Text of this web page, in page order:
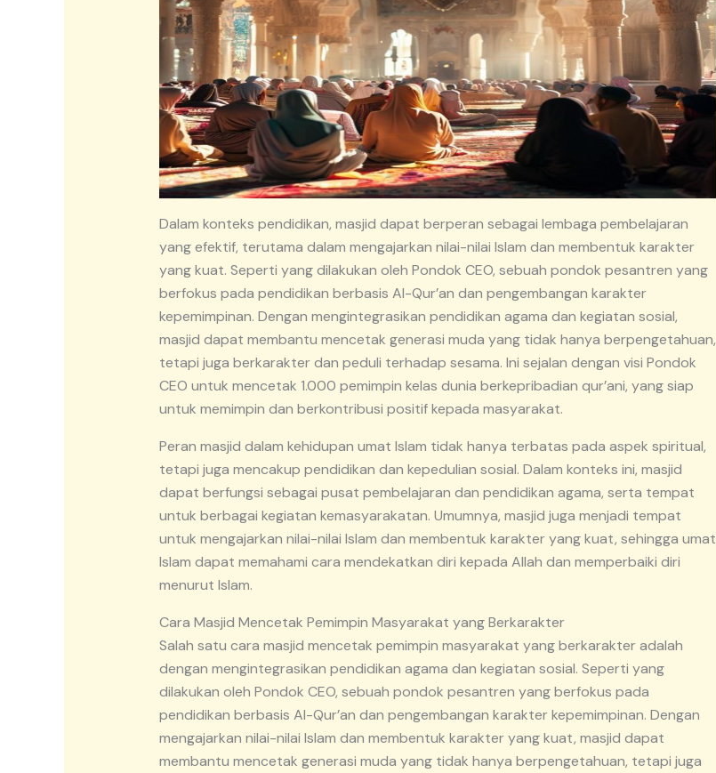
Dalam konteks pendidikan, masjid dapat berperan sebagai lembaga pembelajaran
yang efektif, terutama dalam mengajarkan nilai-nilai Islam dan membentuk karakter
yang kuat. Seperti yang dilakukan oleh Pondok CEO, sebuah pondok pesantren yang
berfokus pada pendidikan berbasis Al-Qur’an dan pengembangan karakter
kepemimpinan. Dengan mengintegrasikan pendidikan agama dan kegiatan sosial,
masjid dapat membantu mencetak generasi muda yang tidak hanya berpengetahuan,
tetapi juga berkarakter dan peduli terhadap sesama. Ini sejalan dengan visi Pondok
CEO untuk mencetak 1.000 pemimpin kelas dunia berkepribadian qur’ani, yang siap
untuk memimpin dan berkontribusi positif kepada masyarakat.
Peran masjid dalam kehidupan umat Islam tidak hanya terbatas pada aspek spiritual,
tetapi juga mencakup pendidikan dan kepedulian sosial. Dalam konteks ini, masjid
dapat berfungsi sebagai pusat pembelajaran dan pendidikan agama, serta tempat
untuk berbagai kegiatan kemasyarakatan. Umumnya, masjid juga menjadi tempat
untuk mengajarkan nilai-nilai Islam dan membentuk karakter yang kuat, sehingga umat
Islam dapat memahami cara mendekatkan diri kepada Allah dan memperbaiki diri
menurut Islam.
Cara Masjid Mencetak Pemimpin Masyarakat yang Berkarakter
Salah satu cara masjid mencetak pemimpin masyarakat yang berkarakter adalah
dengan mengintegrasikan pendidikan agama dan kegiatan sosial. Seperti yang
dilakukan oleh Pondok CEO, sebuah pondok pesantren yang berfokus pada
pendidikan berbasis Al-Qur’an dan pengembangan karakter kepemimpinan. Dengan
mengajarkan nilai-nilai Islam dan membentuk karakter yang kuat, masjid dapat
membantu mencetak generasi muda yang tidak hanya berpengetahuan, tetapi juga